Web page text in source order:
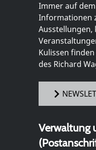
Immer auf
Informationen
Ausstellungen,
Kulissen
des Richard
Verwaltung